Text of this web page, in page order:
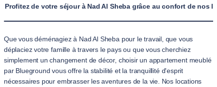
Profitez de votre séjour à Nad Al Sheba grâce au confort de nos
Que vous déménagiez à Nad Al Sheba pour le travail, que vous
déplaciez votre famille à travers le pays ou que vous cherchiez
simplement un changement de décor, choisir un appartement meublé
par Blueground vous offre la stabilité et la tranquillité d'esprit
nécessaires pour embrasser les aventures de la vie. Nos locations